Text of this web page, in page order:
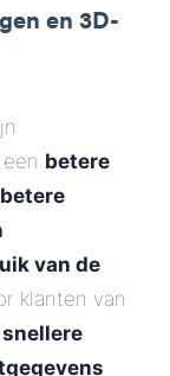
en 3D-
betere
van de
klanten van
snellere